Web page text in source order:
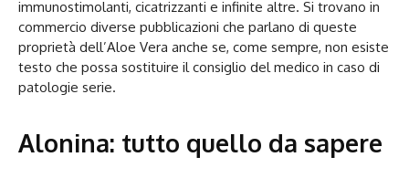
immunostimolanti, cicatrizzanti e infinite altre. Si trovano in
commercio diverse pubblicazioni che parlano di queste
proprietà dell’Aloe Vera anche se, come sempre, non esiste
testo che possa sostituire il consiglio del medico in caso di
patologie serie.
Alonina: tutto quello da sapere